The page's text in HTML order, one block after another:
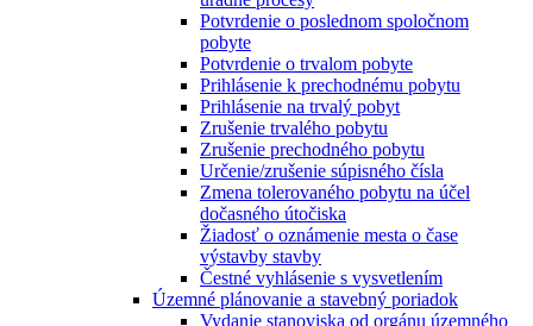
Potvrdenie o poslednom spoločnom
pobyte
Potvrdenie o trvalom pobyte
Prihlásenie k prechodnému pobytu
Prihlásenie na trvalý pobyt
Zrušenie trvalého pobytu
Zrušenie prechodného pobytu
Určenie/zrušenie súpisného čísla
Zmena tolerovaného pobytu na účel
dočasného útočiska
Žiadosť o oznámenie mesta o čase
výstavby stavby
Čestné vyhlásenie s vysvetlením
Územné plánovanie a stavebný poriadok
Vydanie stanoviska od orgánu územného